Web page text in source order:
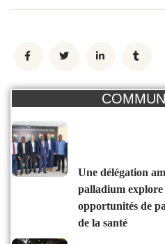
une délégation américaine du groupe
palladium explore
opportunités de
de la santé